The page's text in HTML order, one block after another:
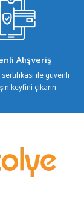
Alışveriş
sertifikası ile güvenli
keyfini çıkarın